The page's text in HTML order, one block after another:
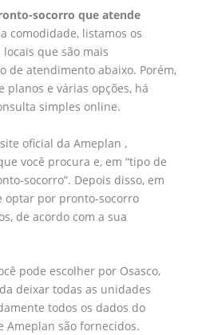
socorro que atende
comodidade, listamos os
que são mais
de atendimento abaixo. Porém,
planos e várias opções, há
simples online.
oficial da Ameplan ,
você procura e, em “tipo de
socorro”. Depois disso, em
optar por pronto-socorro
de acordo com a sua
pode escolher por Osasco,
deixar todas as unidades
todos os dados do
Ameplan são fornecidos.